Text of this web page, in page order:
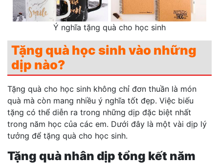
Ý nghĩa tặng quà cho học sinh
Tặng quà học sinh vào những
dịp nào?
Tặng quà cho học sinh không chỉ đơn thuần là món
quà mà còn mang nhiều ý nghĩa tốt đẹp. Việc biếu
tặng có thể diễn ra trong những dịp đặc biệt nhất
trong năm học của các em. Dưới đây là một vài dịp lý
tưởng để tặng quà cho học sinh.
Tặng quà nhân dịp tổng kết năm